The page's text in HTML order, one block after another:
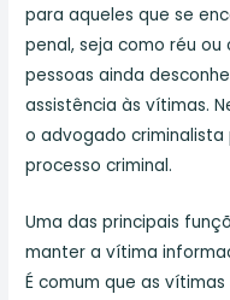
para aqueles que se
penal, seja como réu
pessoas ainda
assistência às vítimas.
o advogado
processo criminal.
Uma das principais
manter a vítima
É comum que as